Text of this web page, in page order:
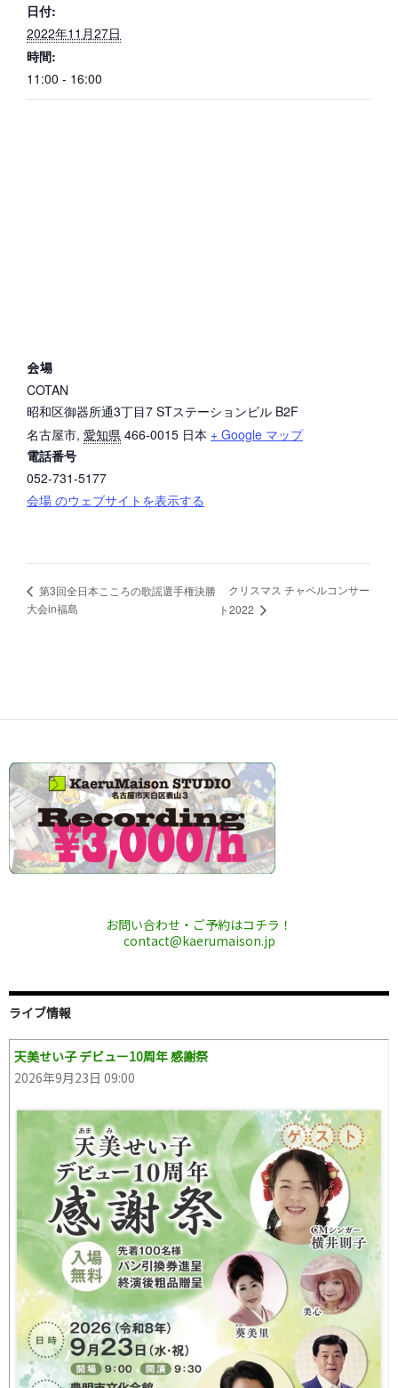
日付:
2022年11月27日
時間:
11:00 - 16:00
会場
COTAN
昭和区御器所通3丁目7 STステーションビル B2F
名古屋市, 愛知県 466-0015 日本 + Google マップ
電話番号
052-731-5177
会場 のウェブサイトを表示する
第3回全日本こころの歌謡選手権決勝
大会in福島
クリスマス チャペルコンサー
ト2022
お問い合わせ・ご予約はコチラ！
contact@kaerumaison.jp
ライブ情報
天美せい子 デビュー10周年 感謝祭
2026年9月23日 09:00